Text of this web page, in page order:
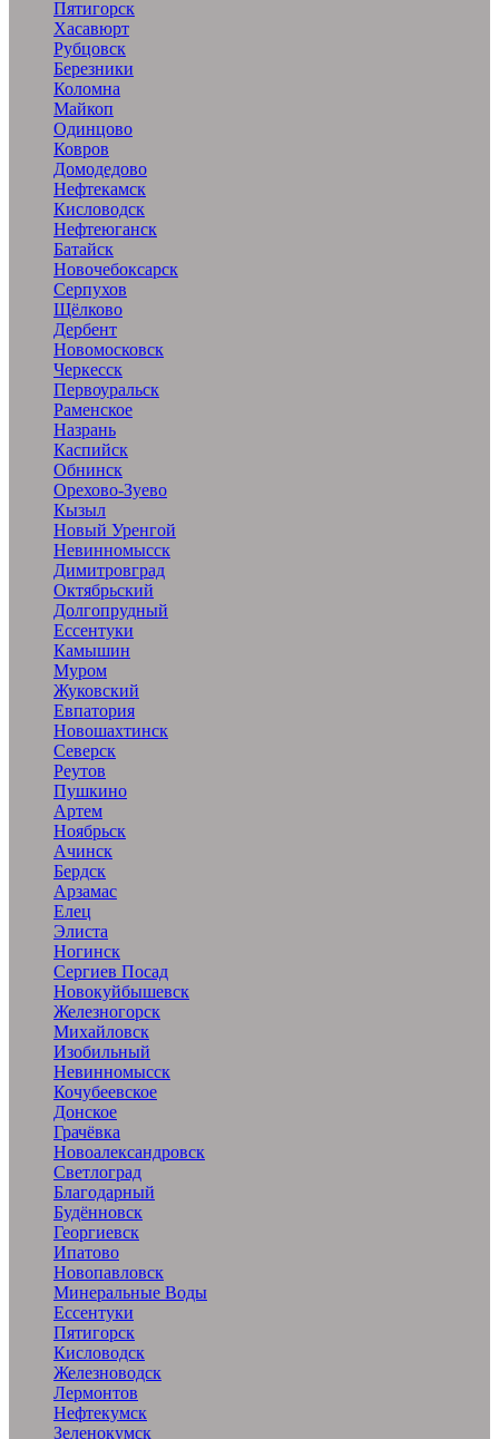
Пятигорск
Хасавюрт
Рубцовск
Березники
Коломна
Майкоп
Одинцово
Ковров
Домодедово
Нефтекамск
Кисловодск
Нефтеюганск
Батайск
Новочебоксарск
Серпухов
Щёлково
Дербент
Новомосковск
Черкесск
Первоуральск
Раменское
Назрань
Каспийск
Обнинск
Орехово-Зуево
Кызыл
Новый Уренгой
Невинномысск
Димитровград
Октябрьский
Долгопрудный
Ессентуки
Камышин
Муром
Жуковский
Евпатория
Новошахтинск
Северск
Реутов
Пушкино
Артем
Ноябрьск
Ачинск
Бердск
Арзамас
Елец
Элиста
Ногинск
Сергиев Посад
Новокуйбышевск
Железногорск
Михайловск
Изобильный
Невинномысск
Кочубеевское
Донское
Грачёвка
Новоалександровск
Светлоград
Благодарный
Будённовск
Георгиевск
Ипатово
Новопавловск
Минеральные Воды
Ессентуки
Пятигорск
Кисловодск
Железноводск
Лермонтов
Нефтекумск
Зеленокумск